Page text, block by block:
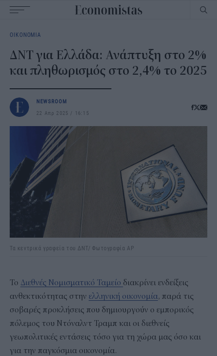
navigation
ΟΙΚΟΝΟΜΙΑ
ΔΝΤ για Ελλάδα: Ανάπτυξη στο 2%
και πληθωρισμός στο 2,4% το 2025
NEWSROOM
22 Απρ 2025
16:15
Τα κεντρικά γραφεία του ΔΝΤ/ Φωτογραφία AP
Το Διεθνές Νομισματικό Ταμείο διακρίνει ενδείξεις
ανθεκτικότητας στην ελληνική οικονομία, παρά τις
σοβαρές προκλήσεις που δημιουργούν ο εμπορικός
πόλεμος του Ντόναλντ Τραμπ και οι διεθνείς
γεωπολιτικές εντάσεις τόσο για τη χώρα μας όσο και
για την παγκόσμια οικονομία.